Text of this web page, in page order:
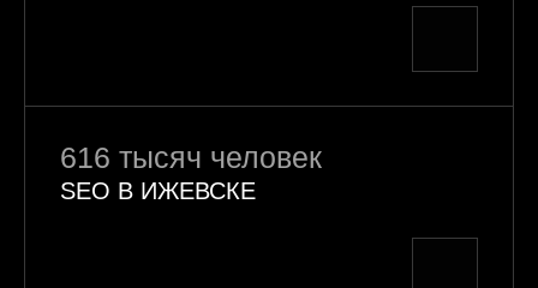
616 тысяч человек
SEO В ИЖЕВСКЕ